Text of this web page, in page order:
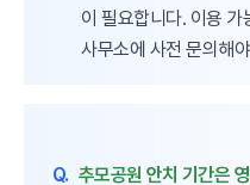
이 필요합니다. 이용 가
사무소에 사전 문의해
Q. 추모공원 안치 기간은